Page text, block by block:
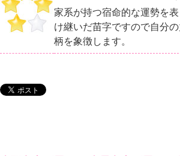
家系が持つ宿命的な運勢を
け継いだ苗字ですので自分
柄を象徴します。